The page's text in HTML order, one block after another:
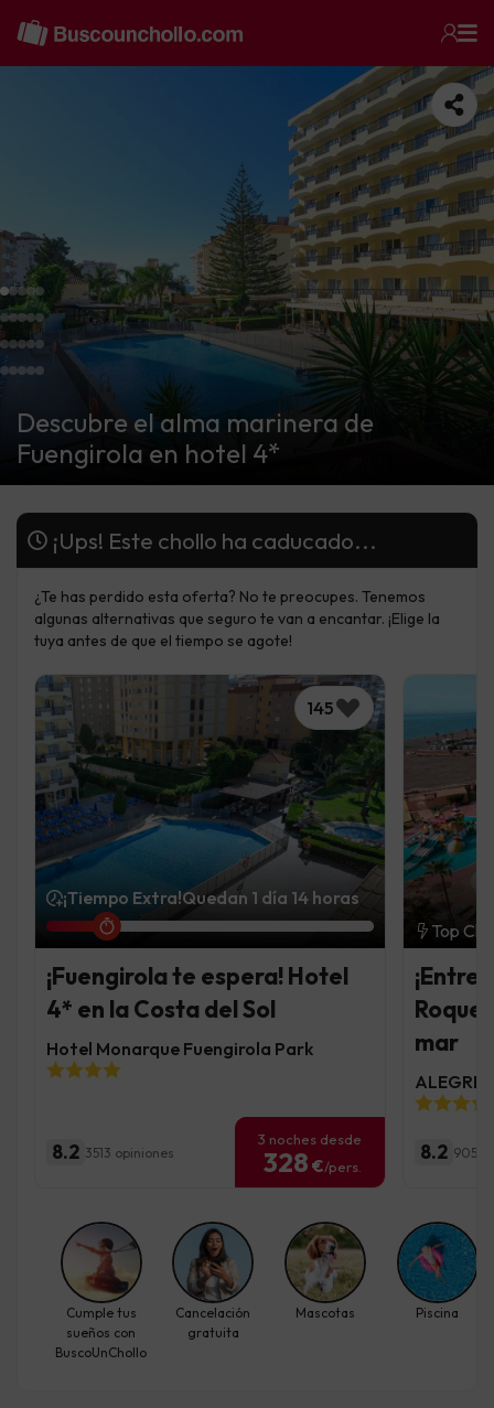
Descubre el alma marinera de
Fuengirola en hotel 4*
¡Ups! Este chollo ha caducado...
¿Te has perdido esta oferta? No te preocupes. Tenemos
algunas alternativas que seguro te van a encantar. ¡Elige la
tuya antes de que el tiempo se agote!
145
¡Tiempo Extra!Quedan 1 día 14 horas
¡Fuengirola te espera! Hotel
4* en la Costa del Sol
Hotel Monarque Fuengirola Park
8.2 3513 opiniones
3 noches desde
328 €/pers.
Top
¡Entre
mar
8.2 9053
Cumple tus
sueños con
BuscoUnChollo
Cancelación
gratuita
Mascotas Piscina